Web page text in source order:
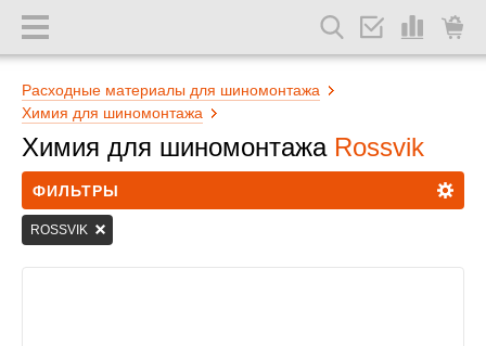
Расходные материалы для шиномонтажа
Химия для шиномонтажа
Химия для шиномонтажа Rossvik
ФИЛЬТРЫ
ROSSVIK